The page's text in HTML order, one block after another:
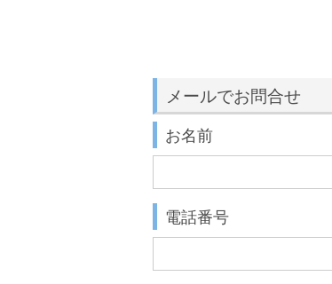
メールでお問合せ
お名前
電話番号